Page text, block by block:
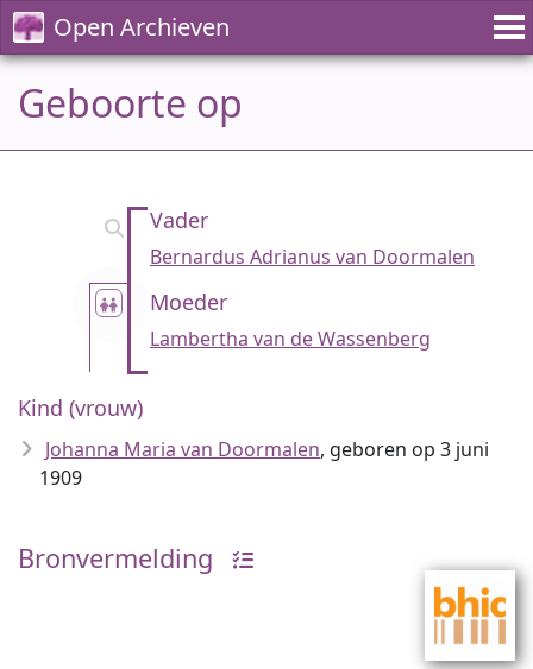
Open Archieven
Geboorte op
Vader
Bernardus Adrianus van Doormalen
Moeder
Lambertha van de Wassenberg
Kind (vrouw)
Johanna Maria van Doormalen, geboren op 3 juni
1909
Bronvermelding